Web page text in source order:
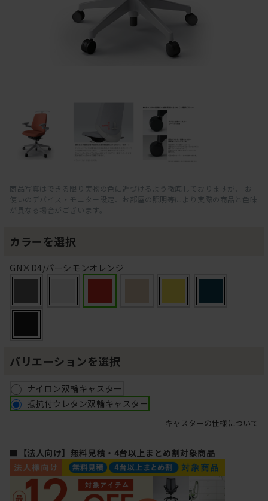
商品写真はできる限り実物の色に近づけるよう徹底しておりますが、 お
使いのデバイス・モニター設定、お部屋の照明等により実際の商品と色味
が異なる場合がございます。
カラーを選択
GN×D4/パーシモンオレンジ
バリエーションを選択
ナイロン双輪キャスター
抵抗付ウレタン双輪キャスター
キャスターの仕様について
■【法人向け】無料見積・4台以上まとめ割対象商品